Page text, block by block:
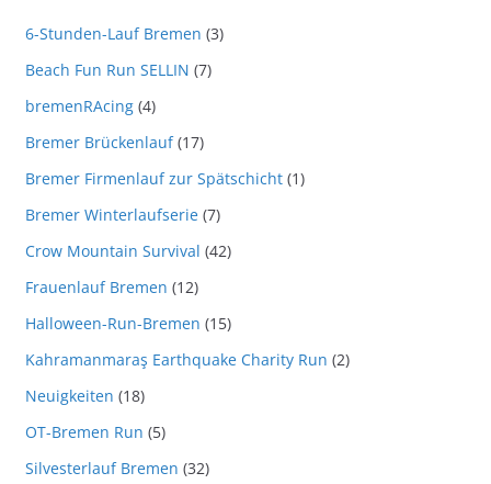
6-Stunden-Lauf Bremen (3)
Beach Fun Run SELLIN (7)
bremenRAcing(4)
Bremer Brückenlauf(17)
Bremer Firmenlauf zur Spätschicht(1)
Bremer Winterlaufserie(7)
Crow Mountain Survival (42)
Frauenlauf Bremen (12)
Halloween-Run-Bremen (15)
Kahramanmaraş Earthquake Charity Run (2)
Neuigkeiten (18)
OT-Bremen Run (5)
Silvesterlauf Bremen (32)